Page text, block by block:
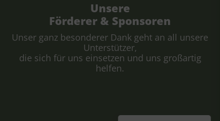
Unsere
Förderer & Sponsoren
Unser ganz besonderer Dank geht an all unsere
Unterstützer,
die sich für uns einsetzen und uns großartig
helfen.